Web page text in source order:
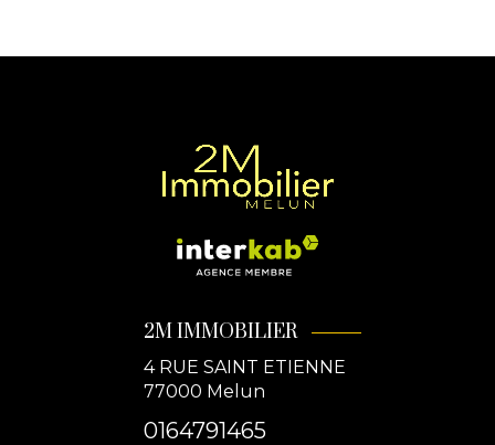
2M IMMOBILIER
4 RUE SAINT ETIENNE
77000 Melun
0164791465